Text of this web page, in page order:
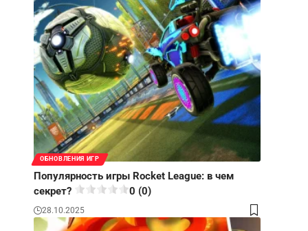
ОБНОВЛЕНИЯ ИГР
Популярность игры Rocket League: в чем
секрет?
0 (0)
28.10.2025